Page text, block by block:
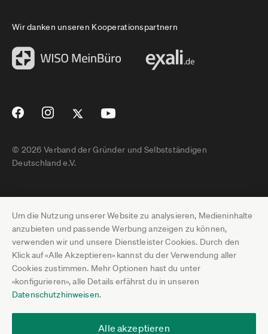
Um die Nutzung unserer Website zu analysieren, Medieninhalte
anzubieten und passende Werbung anzeigen zu können,
verwenden wir und unsere Dienstleister Cookies. Durch den
Klick auf «Alle Akzeptieren» kannst du der Verwendung aller
Cookies zustimmen. Mehr Optionen hast du unter
«konfigurieren», alle Details erfährst du in unseren
Datenschutzhinweisen.
Alle akzeptieren
Wir danken unseren Kooperationspartnern
© 2026 Verband der Gründer und Selbstständigen
Deutschland e.V.
Impressum
Datenschutz
Pressebereich
Jobs